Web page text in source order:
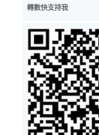
轉數快支持我